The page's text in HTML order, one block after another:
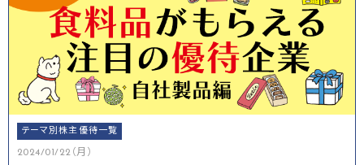
テーマ別株主優待一覧
2024/01/22（月）